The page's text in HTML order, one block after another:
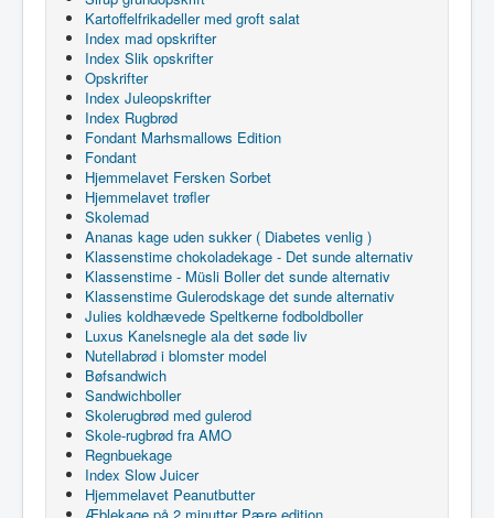
Kartoffelfrikadeller med groft salat
Index mad opskrifter
Index Slik opskrifter
Opskrifter
Index Juleopskrifter
Index Rugbrød
Fondant Marhsmallows Edition
Fondant
Hjemmelavet Fersken Sorbet
Hjemmelavet trøfler
Skolemad
Ananas kage uden sukker ( Diabetes venlig )
Klassenstime chokoladekage - Det sunde alternativ
Klassenstime - Müsli Boller det sunde alternativ
Klassenstime Gulerodskage det sunde alternativ
Julies koldhævede Speltkerne fodboldboller
Luxus Kanelsnegle ala det søde liv
Nutellabrød i blomster model
Bøfsandwich
Sandwichboller
Skolerugbrød med gulerod
Skole-rugbrød fra AMO
Regnbuekage
Index Slow Juicer
Hjemmelavet Peanutbutter
Æblekage på 2 minutter Pære edition